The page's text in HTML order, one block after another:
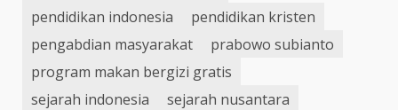
pendidikan indonesia
pendidikan kristen
pengabdian masyarakat
prabowo subianto
program makan bergizi gratis
sejarah indonesia
sejarah nusantara